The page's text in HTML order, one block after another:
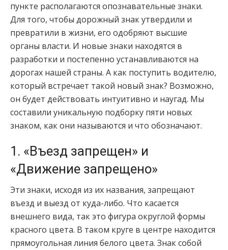
пункте располагаются опознавательные знаки.
Для того, чтобы дорожный знак утвердили и
превратили в жизни, его одобряют высшие
органы власти. И новые знаки находятся в
разработки и постепенно устанавливаются на
дорогах нашей страны. А как поступить водителю,
который встречает такой новый знак? Возможно,
он будет действовать интуитивно и наугад. Мы
составили уникальную подборку пяти новых
знаком, как они называются и что обозначают.
1. «Въезд запрещен» и
«Движение запрещено»
Эти знаки, исходя из их названия, запрещают
въезд и выезд от куда-либо. Что касается
внешнего вида, так это фигура округлой формы
красного цвета. В таком круге в центре находится
прямоугольная линия белого цвета. Знак собой